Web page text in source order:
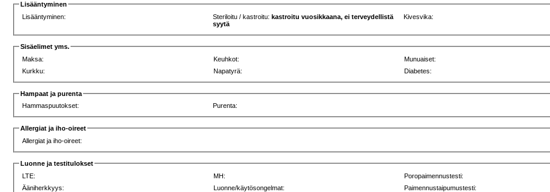
Lisääntyminen
Lisääntyminen:
Steriloitu / kastroitu:kastroitu vuosikkaana, ei terveydellistä
syytä
Kivesvika:
Sisäelimet yms.
Maksa:
Keuhkot: Munuaiset:
Kurkku:
Napatyrä: Diabetes:
Hampaat ja purenta
Hammaspuutokset:
Purenta:
Allergiat ja iho-oireet
Allergiat ja iho-oireet:
Luonne ja testitulokset
LTE:
MH: Poropaimennustesti:
Ääniherkkyys:
Luonne/käytösongelmat: Paimennustaipumustesti: